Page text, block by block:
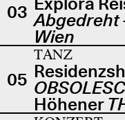
03 Abgedreht
Wien
05
TANZ
Höhener